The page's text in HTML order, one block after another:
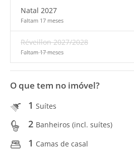
Natal 2027
Faltam 17 meses
Réveillon 2027/2028
Faltam 17 meses
O que tem no imóvel?
1 Suítes
2 Banheiros (incl. suítes)
1 Camas de casal